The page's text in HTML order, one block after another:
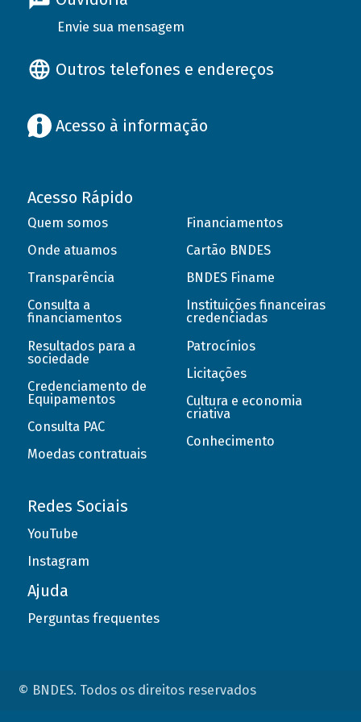
Envie sua mensagem
Outros telefones e endereços
Acesso à informação
Acesso Rápido
Quem somos
Onde atuamos
Transparência
Consulta a
financiamentos
Resultados para a
sociedade
Credenciamento de
Equipamentos
Consulta PAC
Moedas contratuais
Financiamentos
Cartão BNDES
BNDES Finame
Instituições financeiras
credenciadas
Patrocínios
Licitações
Cultura e economia
criativa
Conhecimento
Redes Sociais
YouTube
Instagram
Ajuda
Perguntas frequentes
© BNDES. Todos os direitos reservados